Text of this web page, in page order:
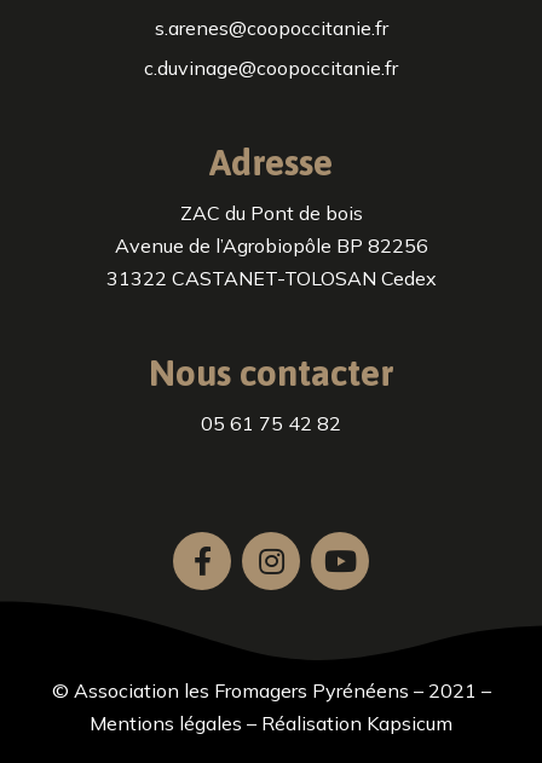
s.arenes@coopoccitanie.fr
c.duvinage@coopoccitanie.fr
Adresse
ZAC du Pont de bois
Avenue de l’Agrobiopôle BP 82256
31322 CASTANET-TOLOSAN Cedex
Nous contacter
05 61 75 42 82
© Association les Fromagers Pyrénéens – 2021 –
Mentions légales – Réalisation Kapsicum